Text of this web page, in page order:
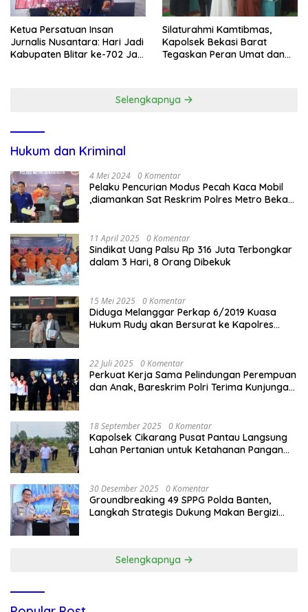
Ketua Persatuan Insan
Jurnalis Nusantara: Hari Jadi
Kabupaten Blitar ke-702 Jadi
Silaturahmi Kamtibmas,
Kapolsek Bekasi Barat
Tegaskan Peran Umat dan
Selengkapnya
Hukum dan Kriminal
4 Mei 2024 0 Komentar
Pelaku Pencurian Modus Pecah Kaca Mobil
,diamankan Sat Reskrim Polres Metro Bekasi
11 April 2025 0 Komentar
Sindikat Uang Palsu Rp 316 Juta Terbongkar
dalam 3 Hari, 8 Orang Dibekuk
15 Mei 2025 0 Komentar
Diduga Melanggar Perkap 6/2019 Kuasa
Hukum Rudy akan Bersurat ke Kapolres
22 Juli 2025 0 Komentar
Perkuat Kerja Sama Pelindungan Perempuan
dan Anak, Bareskrim Polri Terima Kunjungan
18 September 2025 0 Komentar
Kapolsek Cikarang Pusat Pantau Langsung
Lahan Pertanian untuk Ketahanan Pangan
30 Desember 2025 0 Komentar
Groundbreaking 49 SPPG Polda Banten,
Langkah Strategis Dukung Makan Bergizi
Selengkapnya